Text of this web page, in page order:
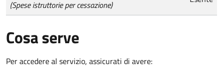
(Spese istruttorie per cessazione)
Cosa serve
Per accedere al servizio, assicurati di avere: